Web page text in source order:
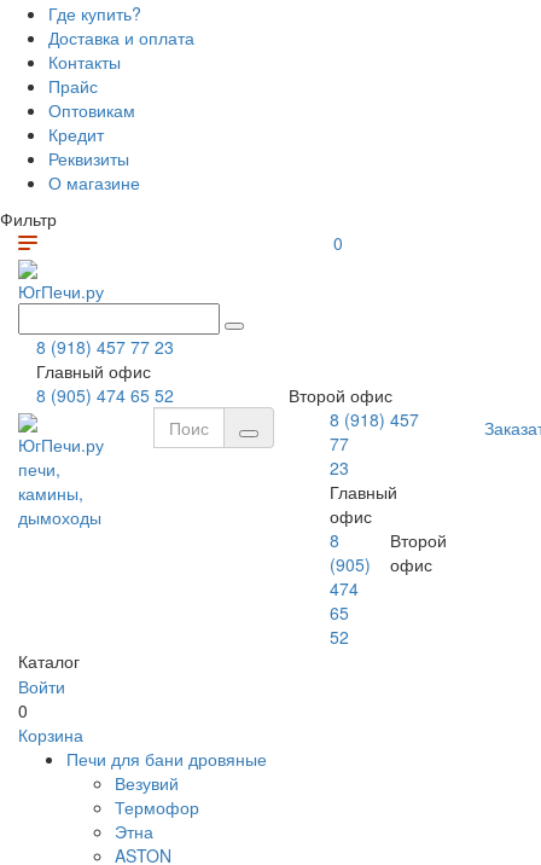
Где купить?
Доставка и оплата
Контакты
Прайс
Оптовикам
Кредит
Реквизиты
О магазине
Фильтр
ЮгПечи.ру
0
8 (918) 457 77 23
Главный офис
8 (905) 474 65 52
Второй офис
ЮгПечи.ру
печи,
камины,
дымоходы
8 (918) 457
77
23
Главный
офис
8
(905)
474
65
52
Второй
офис
Каталог
Войти
0
Корзина
Печи для бани дровяные
Везувий
Термофор
Этна
ASTON